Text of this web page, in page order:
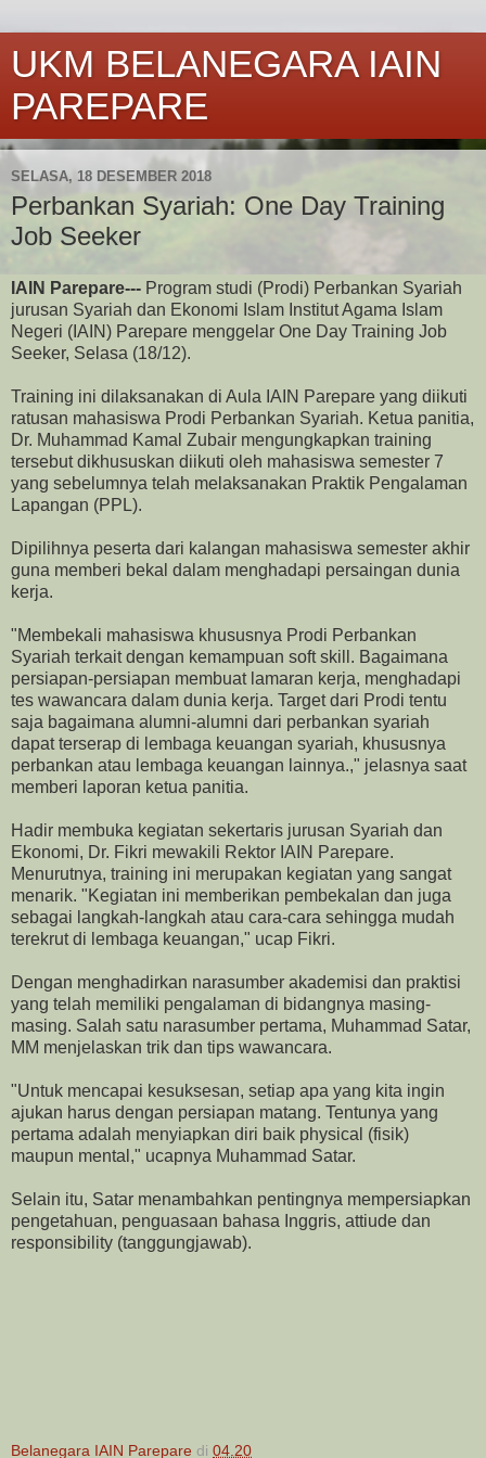
UKM BELANEGARA IAIN
PAREPARE
SELASA, 18 DESEMBER 2018
Perbankan Syariah: One Day Training
Job Seeker
IAIN Parepare--- Program studi (Prodi) Perbankan Syariah
jurusan Syariah dan Ekonomi Islam Institut Agama Islam
Negeri (IAIN) Parepare menggelar One Day Training Job
Seeker, Selasa (18/12).
Training ini dilaksanakan di Aula IAIN Parepare yang diikuti
ratusan mahasiswa Prodi Perbankan Syariah. Ketua panitia,
Dr. Muhammad Kamal Zubair mengungkapkan training
tersebut dikhususkan diikuti oleh mahasiswa semester 7
yang sebelumnya telah melaksanakan Praktik Pengalaman
Lapangan (PPL).
Dipilihnya peserta dari kalangan mahasiswa semester akhir
guna memberi bekal dalam menghadapi persaingan dunia
kerja.
"Membekali mahasiswa khususnya Prodi Perbankan
Syariah terkait dengan kemampuan soft skill. Bagaimana
persiapan-persiapan membuat lamaran kerja, menghadapi
tes wawancara dalam dunia kerja. Target dari Prodi tentu
saja bagaimana alumni-alumni dari perbankan syariah
dapat terserap di lembaga keuangan syariah, khususnya
perbankan atau lembaga keuangan lainnya.," jelasnya saat
memberi laporan ketua panitia.
Hadir membuka kegiatan sekertaris jurusan Syariah dan
Ekonomi, Dr. Fikri mewakili Rektor IAIN Parepare.
Menurutnya, training ini merupakan kegiatan yang sangat
menarik. "Kegiatan ini memberikan pembekalan dan juga
sebagai langkah-langkah atau cara-cara sehingga mudah
terekrut di lembaga keuangan," ucap Fikri.
Dengan menghadirkan narasumber akademisi dan praktisi
yang telah memiliki pengalaman di bidangnya masing-
masing. Salah satu narasumber pertama, Muhammad Satar,
MM menjelaskan trik dan tips wawancara.
"Untuk mencapai kesuksesan, setiap apa yang kita ingin
ajukan harus dengan persiapan matang. Tentunya yang
pertama adalah menyiapkan diri baik physical (fisik)
maupun mental," ucapnya Muhammad Satar.
Selain itu, Satar menambahkan pentingnya mempersiapkan
pengetahuan, penguasaan bahasa Inggris, attiude dan
responsibility (tanggungjawab).
Belanegara IAIN Parepare di 04.20